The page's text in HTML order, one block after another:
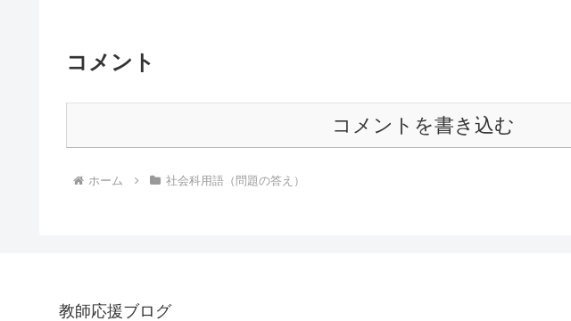
コメント
コメントを書き込む
ホーム 社会科用語（問題の答え）
教師応援ブログ